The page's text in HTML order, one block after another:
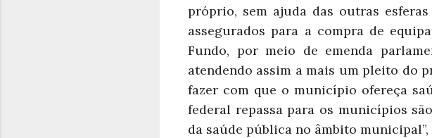
próprio, sem ajuda das outras
assegurados para a compra de
Fundo, por meio de emenda
atendendo assim a mais um pleito do
fazer com que o município ofereça
federal repassa para os municípios
da saúde pública no âmbito